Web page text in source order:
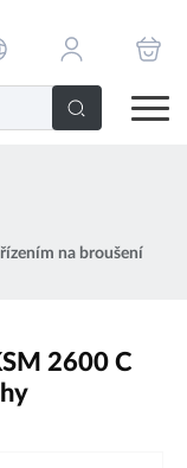
na broušení
2600 C